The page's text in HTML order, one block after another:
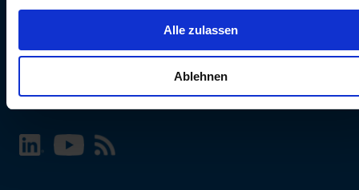
Alle zulassen
Ablehnen
SCHURTER Webseite und Sprache wählen
INTERNATIONAL - Deutsch